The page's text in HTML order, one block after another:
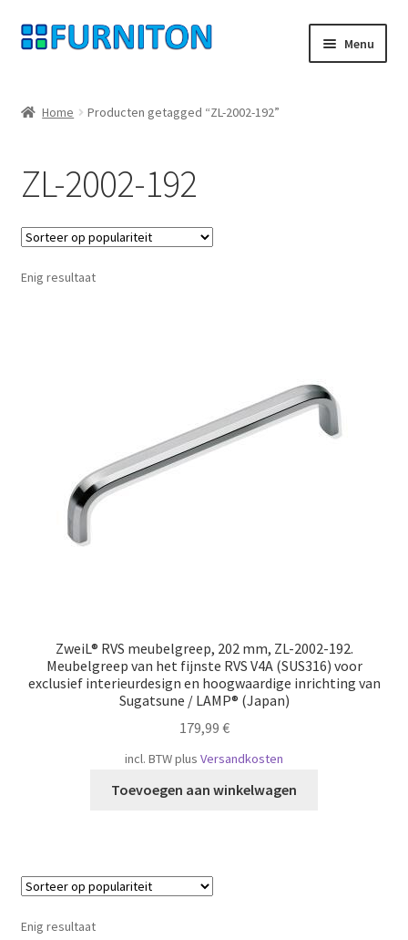
Ga
door
navigatie
Ga
naar
inhoud
Menu
Gegevensbescherming
Herroepingsrecht
Neem contact op met
Home Producten getagged “ZL-2002-192”
ZL-2002-192
Enig resultaat
ZweiL® RVS meubelgreep, 202 mm, ZL-2002-192.
Meubelgreep van het fijnste RVS V4A (SUS316) voor
exclusief interieurdesign en hoogwaardige inrichting van
Sugatsune / LAMP® (Japan)
179,99 €
incl. BTWplus Versandkosten
Toevoegen aan winkelwagen
Enig resultaat